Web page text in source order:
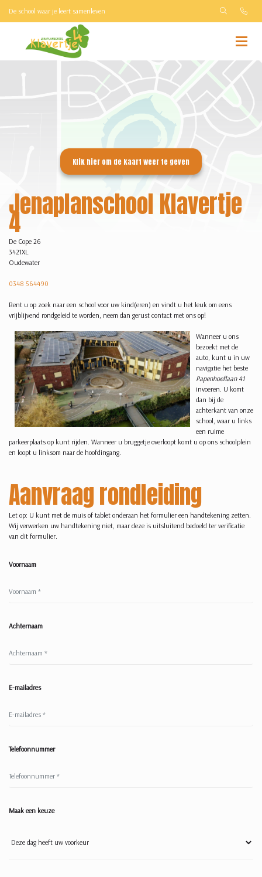
De school waar je leert samenleven
Jenaplanschool Klavertje
4
De Cope 26
3421XL
Oudewater
0348 564490
Bent u op zoek naar een school voor uw kind(eren) en vindt u het leuk om eens
vrijblijvend rondgeleid te worden, neem dan gerust contact met ons op!
Wanneer u ons
bezoekt met de
auto, kunt u in uw
navigatie het beste
Papenhoeflaan 41
invoeren. U komt
dan bij de
achterkant van onze
school, waar u links
een ruime
parkeerplaats op kunt rijden. Wanneer u bruggetje overloopt komt u op ons schoolplein
en loopt u linksom naar de hoofdingang.
Aanvraag rondleiding
Let op: U kunt met de muis of tablet onderaan het formulier een handtekening zetten.
Wij verwerken uw handtekening niet, maar deze is uitsluitend bedoeld ter verificatie
van dit formulier.
Voornaam
Achternaam
E-mailadres
Telefoonnummer
Maak een keuze